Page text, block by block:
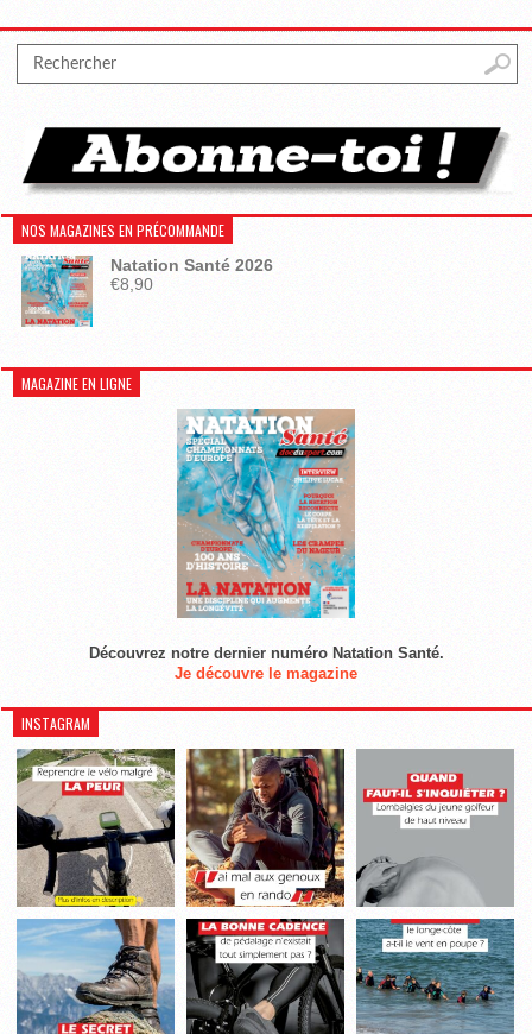
NOS MAGAZINES EN PRÉCOMMANDE
Natation Santé 2026
€8,90
MAGAZINE EN LIGNE
Découvrez notre dernier numéro Natation Santé.
Je découvre le magazine
INSTAGRAM